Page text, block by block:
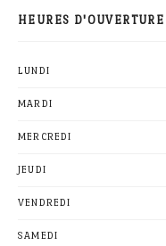
HEURES D'OUVERTURE
LUNDI
MARDI
MERCREDI
JEUDI
VENDREDI
SAMEDI